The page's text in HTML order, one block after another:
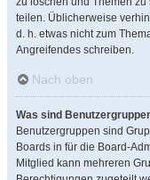
teilen. Üblicherweise
d. h. etwas nicht zum
Angreifendes schreiben.
Nach oben
Was sind
Benutzergruppen sind
Boards in für die Board-
Mitglied kann mehreren